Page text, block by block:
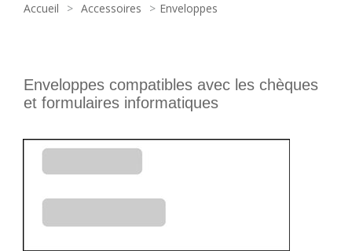
Accueil Accessoires Enveloppes
Enveloppes compatibles avec les chèques
et formulaires informatiques